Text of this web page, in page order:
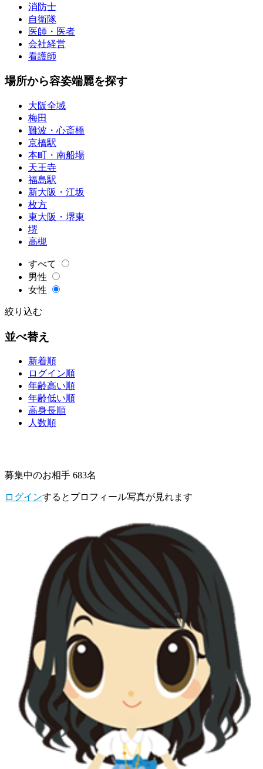
消防士
自衛隊
医師・医者
会社経営
看護師
場所から容姿端麗を探す
大阪全域
梅田
難波・心斎橋
京橋駅
本町・南船場
天王寺
福島駅
新大阪・江坂
枚方
東大阪・堺東
堺
高槻
すべて
男性
女性
絞り込む
並べ替え
新着順
ログイン順
年齢高い順
年齢低い順
高身長順
人数順
募集中のお相手 683名
ログインするとプロフィール写真が見れます